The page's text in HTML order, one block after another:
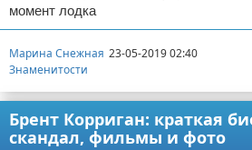
момент лодка
Марина Снежная 23-05-2019 02:40
Знаменитости
Брент Корриган: краткая
скандал, фильмы и фото